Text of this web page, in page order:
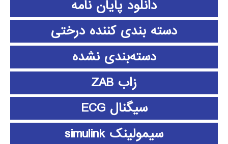
دانلود پايان نامه
دسته بندی کننده درختی
دسته‌بندی نشده
زاب ZAB
سیگنال ECG
سیمولینک simulink